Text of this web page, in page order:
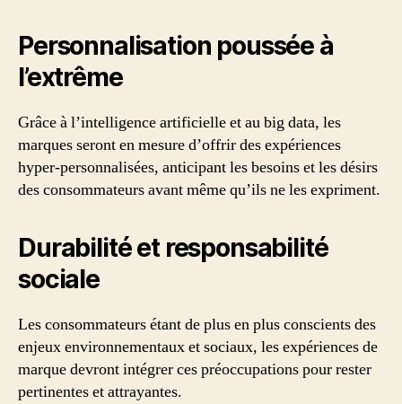
Personnalisation poussée à
l’extrême
Grâce à l’intelligence artificielle et au big data, les
marques seront en mesure d’offrir des expériences
hyper-personnalisées, anticipant les besoins et les désirs
des consommateurs avant même qu’ils ne les expriment.
Durabilité et responsabilité
sociale
Les consommateurs étant de plus en plus conscients des
enjeux environnementaux et sociaux, les expériences de
marque devront intégrer ces préoccupations pour rester
pertinentes et attrayantes.